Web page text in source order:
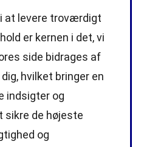
at levere troværdigt
er kernen i det, vi
side bidrages af
hvilket bringer en
indsigter og
sikre de højeste
og